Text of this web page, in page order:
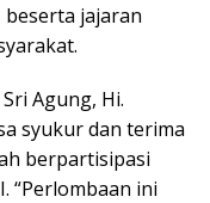
beserta jajaran
Agung, Hi.
syukur dan terima
berpartisipasi
“Perlombaan ini